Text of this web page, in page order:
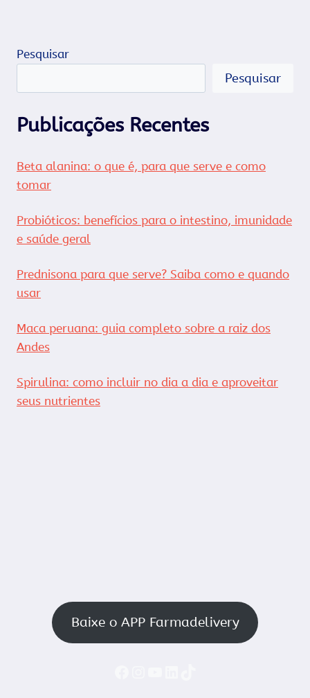
Pesquisar
Pesquisar
Publicações Recentes
Beta alanina: o que é, para que serve e como
tomar
Probióticos: benefícios para o intestino, imunidade
e saúde geral
Prednisona para que serve? Saiba como e quando
usar
Maca peruana: guia completo sobre a raiz dos
Andes
Spirulina: como incluir no dia a dia e aproveitar
seus nutrientes
Baixe o APP Farmadelivery